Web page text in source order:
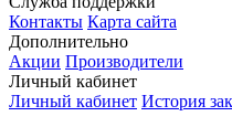
Контакты Карта сайта
Дополнительно
Акции Производители
Личный кабинет
Личный кабинет История